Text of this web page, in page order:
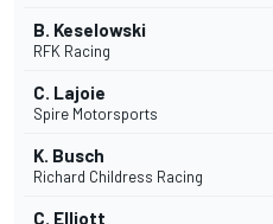
B. Keselowski
RFK Racing
C. Lajoie
Spire Motorsports
K. Busch
Richard Childress Racing
C. Elliott